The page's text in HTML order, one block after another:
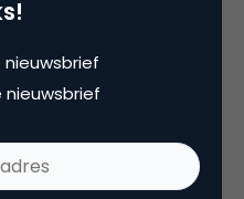
de klant die je al
minder kost dan een
nog harder met z’n
wanneer je
Dat overtreffen is
90% van de NL-
nieuwsbrief
nieuwsbrief